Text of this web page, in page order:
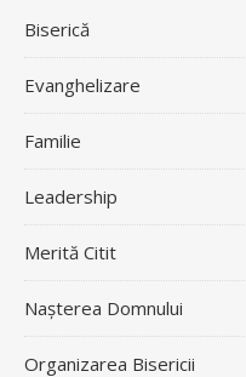
Biserică
Evanghelizare
Familie
Leadership
Merită Citit
Nașterea Domnului
Organizarea Bisericii